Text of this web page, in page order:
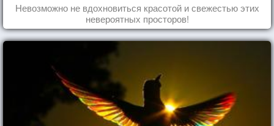
Невозможно не вдохновиться красотой и свежестью этих
невероятных просторов!